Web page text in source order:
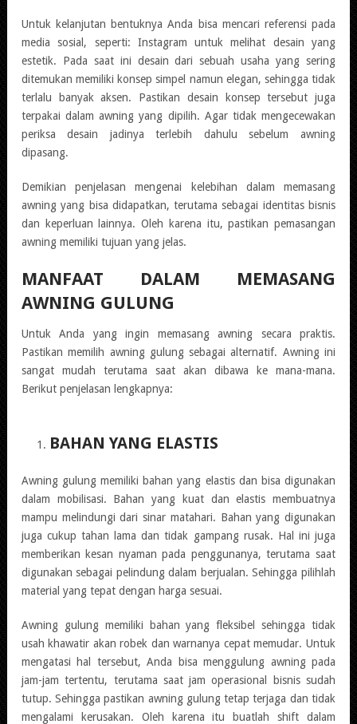
Untuk kelanjutan bentuknya Anda bisa mencari referensi pada
media sosial, seperti: Instagram untuk melihat desain yang
estetik. Pada saat ini desain dari sebuah usaha yang sering
ditemukan memiliki konsep simpel namun elegan, sehingga tidak
terlalu banyak aksen. Pastikan desain konsep tersebut juga
terpakai dalam awning yang dipilih. Agar tidak mengecewakan
periksa desain jadinya terlebih dahulu sebelum awning
dipasang.
Demikian penjelasan mengenai kelebihan dalam memasang
awning yang bisa didapatkan, terutama sebagai identitas bisnis
dan keperluan lainnya. Oleh karena itu, pastikan pemasangan
awning memiliki tujuan yang jelas.
MANFAAT DALAM MEMASANG
AWNING GULUNG
Untuk Anda yang ingin memasang awning secara praktis.
Pastikan memilih awning gulung sebagai alternatif. Awning ini
sangat mudah terutama saat akan dibawa ke mana-mana.
Berikut penjelasan lengkapnya:
BAHAN YANG ELASTIS
Awning gulung memiliki bahan yang elastis dan bisa digunakan
dalam mobilisasi. Bahan yang kuat dan elastis membuatnya
mampu melindungi dari sinar matahari. Bahan yang digunakan
juga cukup tahan lama dan tidak gampang rusak. Hal ini juga
memberikan kesan nyaman pada penggunanya, terutama saat
digunakan sebagai pelindung dalam berjualan. Sehingga pilihlah
material yang tepat dengan harga sesuai.
Awning gulung memiliki bahan yang fleksibel sehingga tidak
usah khawatir akan robek dan warnanya cepat memudar. Untuk
mengatasi hal tersebut, Anda bisa menggulung awning pada
jam-jam tertentu, terutama saat jam operasional bisnis sudah
tutup. Sehingga pastikan awning gulung tetap terjaga dan tidak
mengalami kerusakan. Oleh karena itu buatlah shift dalam